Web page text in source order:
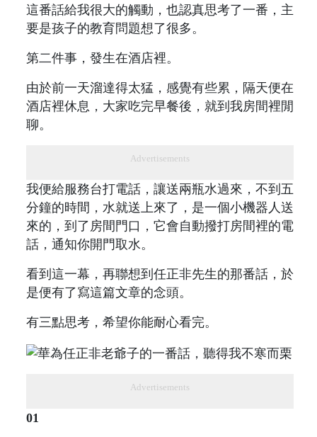
這番話給我很大的觸動，也認真思考了一番，主
要是孩子的教育問題想了很多。
第二件事，發生在酒店裡。
由於前一天溜達得太猛，感覺有些累，隔天便在
酒店裡休息，大家吃完早餐後，就到我房間裡閒
聊。
Advertisements
我便給服務台打電話，讓送兩瓶水過來，不到五
分鐘的時間，水就送上來了，是一個小機器人送
來的，到了房間門口，它會自動撥打房間裡的電
話，通知你開門取水。
看到這一幕，再聯想到任正非先生的那番話，於
是便有了寫這篇文章的念頭。
有三點思考，希望你能耐心看完。
Advertisements
01